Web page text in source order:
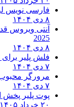
فارسی نویس
آنتی ویروس قدرتمند
فلش پلیر برای
مرورگر محبوب
پوت پلیر پخش